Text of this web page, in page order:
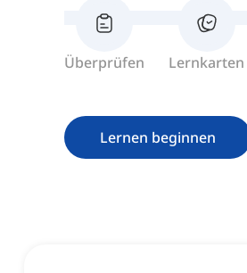
Überprüfen Lernkarten
Lernen beginnen